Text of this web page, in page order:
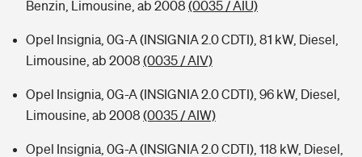
Benzin, Limousine, ab 2008 (0035 / AIU)
Opel Insignia, 0G-A (INSIGNIA 2.0 CDTI), 81 kW, Diesel,
Limousine, ab 2008 (0035 / AIV)
Opel Insignia, 0G-A (INSIGNIA 2.0 CDTI), 96 kW, Diesel,
Limousine, ab 2008 (0035 / AIW)
Opel Insignia, 0G-A (INSIGNIA 2.0 CDTI), 118 kW, Diesel,